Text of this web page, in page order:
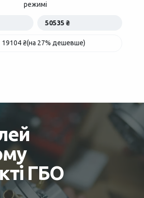
режимі
50535 ₴
19104 ₴(на 27% дешевше)
ГБО